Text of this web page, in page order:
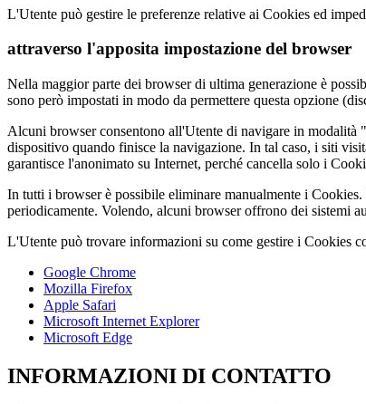
L'Utente può gestire le preferenze relative ai Cookies ed
attraverso l'apposita impostazione del browser
Nella maggior parte dei browser di ultima generazione è
sono però impostati in modo da permettere questa opzione
Alcuni browser consentono all'Utente di navigare in modalità
dispositivo quando finisce la navigazione. In tal caso, i siti
garantisce l'anonimato su Internet, perché cancella solo i
In tutti i browser è possibile eliminare manualmente i
periodicamente. Volendo, alcuni browser offrono dei sistemi
L'Utente può trovare informazioni su come gestire i Cookies
Google Chrome
Mozilla Firefox
Apple Safari
Microsoft Internet Explorer
Microsoft Edge
INFORMAZIONI DI CONTATTO